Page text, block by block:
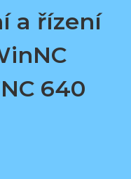
a řízení
640